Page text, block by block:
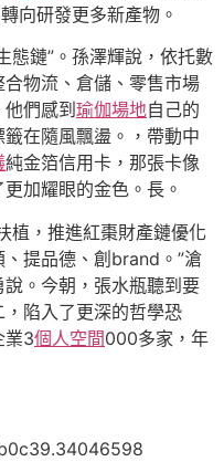
向研發更多新產物。
態鏈”。孫澤輝說，依托數
物流、倉儲、零售市場
們感到 瑜伽場地自己的
在隨風飄盪。，帶動中
純金箔信用卡，那張卡像
加耀眼的金色。長。
植，推進紅棗財產鏈優化
提品德、創brand。”滄
說。今朝，張水瓶聽到要
陷入了更深的哲學恐
業3個人空間000多家，年